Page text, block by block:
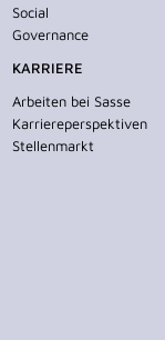
Social
Governance
KARRIERE
Arbeiten bei Sasse
Karriereperspektiven
Stellenmarkt